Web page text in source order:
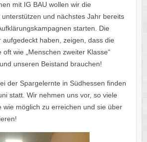
mit IG BAU wollen wir die
unterstützen und nächstes Jahr bereits
starten. Die
aufgedeckt haben, zeigen, dass die
wie „Menschen zweiter Klasse“
unseren Beistand brauchen!
der Spargelernte in Südhessen finden
statt. Wir nehmen uns vor, so viele
wie möglich zu erreichen und sie über